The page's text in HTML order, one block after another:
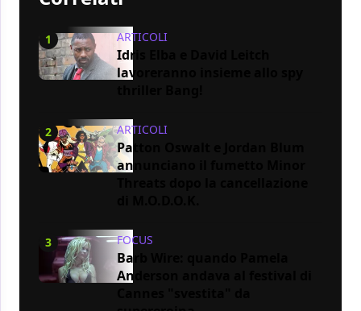
1 ARTICOLI
Idris Elba e David Leitch
lavoreranno insieme allo spy
2 ARTICOLI
Patton Oswalt e Jordan Blum
annunciano il fumetto Minor
3 FOCUS
Barb Wire: quando Pamela
Anderson andava al festival di